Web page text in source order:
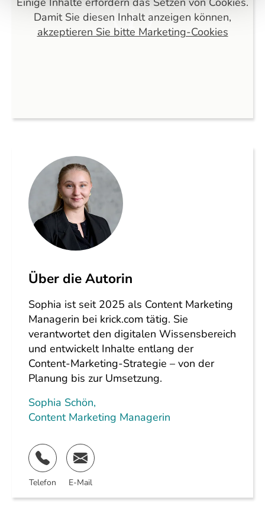
Damit Sie diesen Inhalt anzeigen können,
akzeptieren Sie bitte Marketing-Cookies
Über die Autorin
Sophia ist seit 2025 als Content Marketing
Managerin bei krick.com tätig. Sie
verantwortet den digitalen Wissensbereich
und entwickelt Inhalte entlang der
Content-Marketing-Strategie – von der
Planung bis zur Umsetzung.
Sophia Schön,
Content Marketing Managerin
Telefon E-Mail